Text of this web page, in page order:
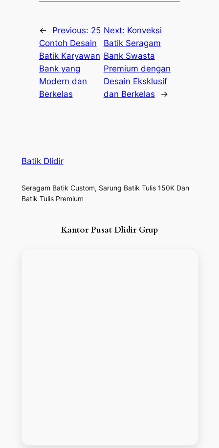
← Previous: 25
Contoh Desain
Batik Karyawan
Bank yang
Modern dan
Berkelas
Next: Konveksi
Batik Seragam
Bank Swasta
Premium dengan
Desain Eksklusif
dan Berkelas
→
Batik Dlidir
Seragam Batik Custom, Sarung Batik Tulis 150K Dan
Batik Tulis Premium
Kantor Pusat Dlidir Grup